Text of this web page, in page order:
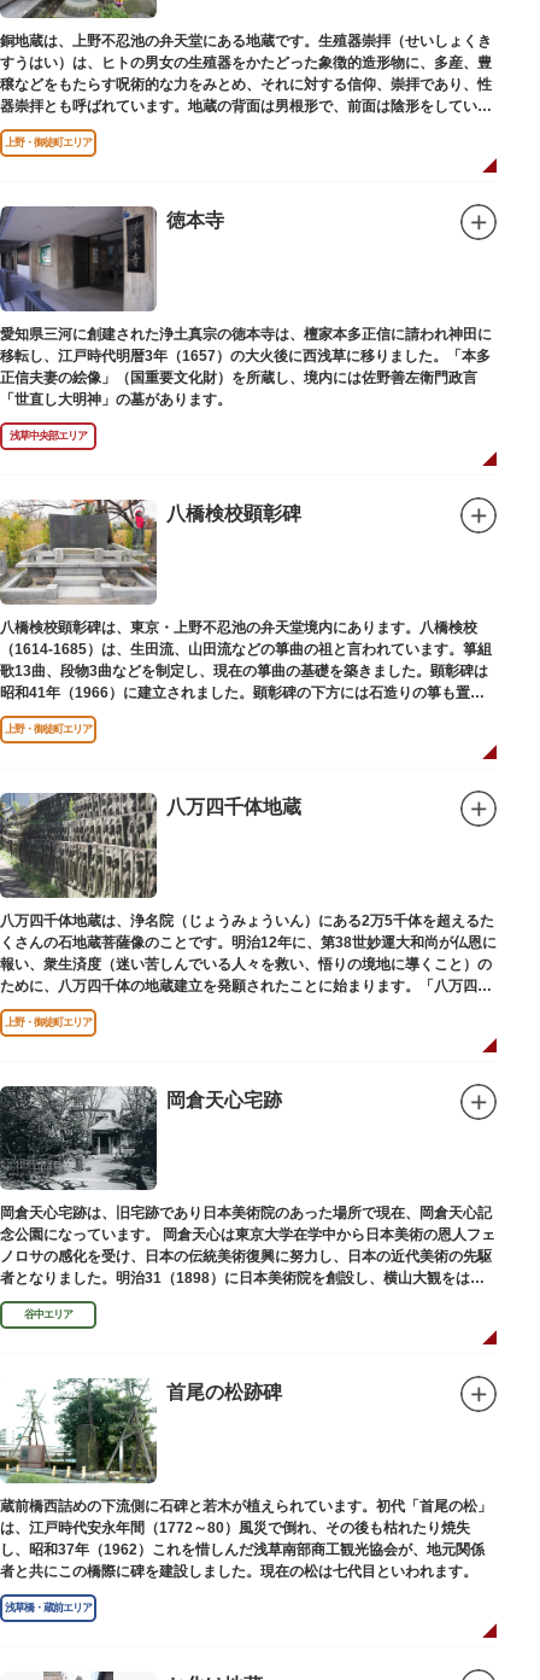
銅地蔵は、上野不忍池の弁天堂にある地蔵です。生殖器崇拝（せいしょくき
すうはい）は、ヒトの男女の生殖器をかたどった象徴的造形物に、多産、豊
穣などをもたらす呪術的な力をみとめ、それに対する信仰、崇拝であり、性
器崇拝とも呼ばれています。地蔵の背面は男根形で、前面は陰形をしていま
す。
上野・御徒町エリア
徳本寺
愛知県三河に創建された浄土真宗の徳本寺は、檀家本多正信に請われ神田に
移転し、江戸時代明暦3年（1657）の大火後に西浅草に移りました。「本多
正信夫妻の絵像」（国重要文化財）を所蔵し、境内には佐野善左衛門政言
「世直し大明神」の墓があります。
浅草中央部エリア
八橋検校顕彰碑
八橋検校顕彰碑は、東京・上野不忍池の弁天堂境内にあります。八橋検校
（1614-1685）は、生田流、山田流などの箏曲の祖と言われています。箏組
歌13曲、段物3曲などを制定し、現在の箏曲の基礎を築きました。顕彰碑は
昭和41年（1966）に建立されました。顕彰碑の下方には石造りの箏も置か
れています。
上野・御徒町エリア
八万四千体地蔵
八万四千体地蔵は、浄名院（じょうみょういん）にある2万5千体を超えるた
くさんの石地蔵菩薩像のことです。明治12年に、第38世妙運大和尚が仏恩に
報い、衆生済度（迷い苦しんでいる人々を救い、悟りの境地に導くこと）の
ために、八万四千体の地蔵建立を発願されたことに始まります。「八万四
千」とは仏法で無数の意味を示します。この石地蔵尊は全国各地にも造立さ
れており、これまで約5万体の石地蔵尊が造立され、今も増え続けていま
上野・御徒町エリア
岡倉天心宅跡
岡倉天心宅跡は、旧宅跡であり日本美術院のあった場所で現在、岡倉天心記
念公園になっています。 岡倉天心は東京大学在学中から日本美術の恩人フェ
ノロサの感化を受け、日本の伝統美術復興に努力し、日本の近代美術の先駆
者となりました。明治31（1898）に日本美術院を創設し、横山大観をはじ
め優れた画家を世に送り出しました。
谷中エリア
首尾の松跡碑
蔵前橋西詰めの下流側に石碑と若木が植えられています。初代「首尾の松」
は、江戸時代安永年間（1772～80）風災で倒れ、その後も枯れたり焼失
し、昭和37年（1962）これを惜しんだ浅草南部商工観光協会が、地元関係
者と共にこの橋際に碑を建設しました。現在の松は七代目といわれます。
浅草橋・蔵前エリア